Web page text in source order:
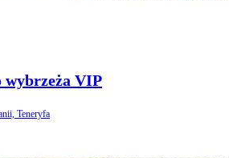
wybrzeża VIP
Teneryfa